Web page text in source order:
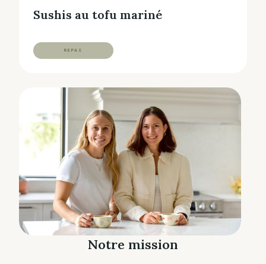
Notre mission
Sushis au tofu mariné
REPAS